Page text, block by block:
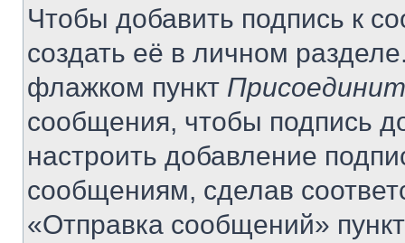
Чтобы добавить подпись к
создать её в личном
флажком пункт
сообщения, чтобы подпись
настроить добавление
сообщениям, сделав
«Отправка сообщений»